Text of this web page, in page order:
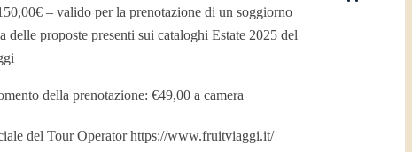
– valido per la prenotazione di un soggiorno
delle proposte presenti sui cataloghi Estate 2025 del
della prenotazione: €49,00 a camera
del Tour Operator https://www.fruitviaggi.it/